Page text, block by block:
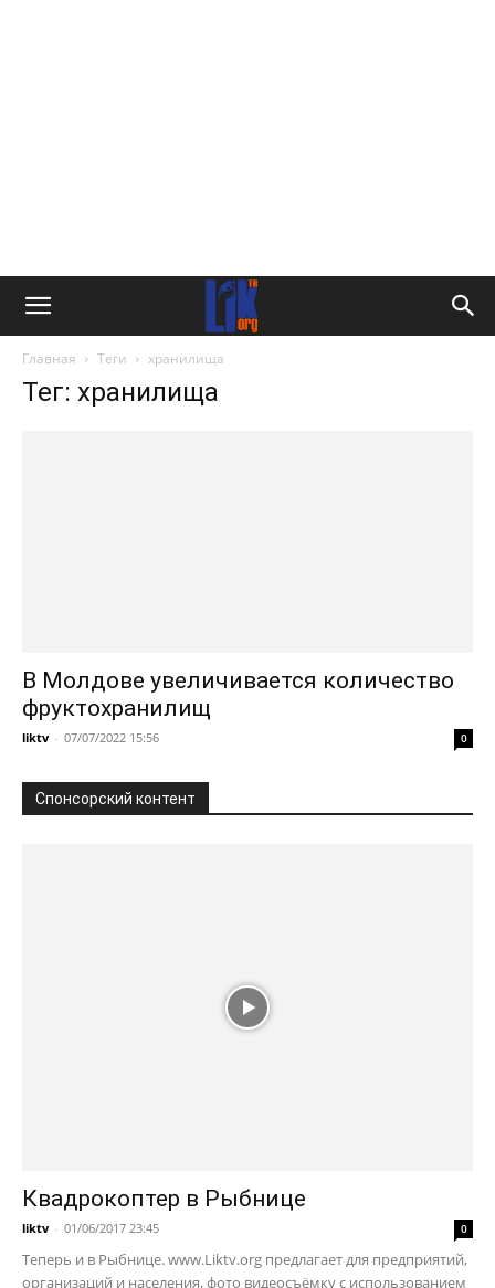
Главная Теги хранилища
Тег: хранилища
В Молдове увеличивается количество
фруктохранилищ
liktv - 07/07/2022 15:56 0
Спонсорский контент
Квадрокоптер в Рыбнице
liktv - 01/06/2017 23:45 0
Теперь и в Рыбнице. www.Liktv.org предлагает для предприятий,
организаций и населения, фото видеосъёмку с использованием